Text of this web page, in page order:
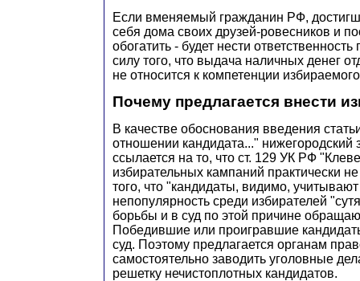
Если вменяемый гражданин РФ,
себя дома своих друзей-ровесников и
обогатить - будет нести
силу того, что выдача наличных денег
не относится к компетенции
Почему предлагается внести
В качестве обоснования введения
отношении кандидата..." нижегородский
ссылается на то, что ст. 129 УК РФ
избирательных кампаний практически
того, что "кандидаты, видимо,
непопулярность среди избирателей
борьбы и в суд по этой причине
Победившие или проигравшие
суд. Поэтому предлагается органам
самостоятельно заводить уголовные
решетку нечистоплотных кандидатов.